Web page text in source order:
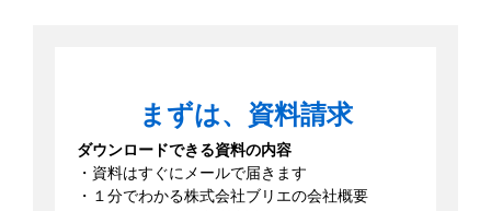
まずは、資料請求
ダウンロードできる資料の内容
・資料はすぐにメールで届きます
・１分でわかる株式会社ブリエの会社概要